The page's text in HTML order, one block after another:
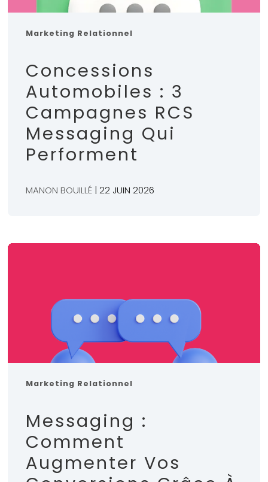
Marketing Relationnel
Concessions
Automobiles : 3
Campagnes RCS
Messaging Qui
Performent
MANON BOUILLÉ | 22 JUIN 2026
Marketing Relationnel
Messaging :
Comment
Augmenter Vos